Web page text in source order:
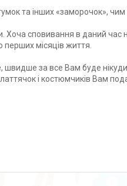
та інших «заморочок»,
Хоча сповивання в даний час
місяців життя.
за все Вам буде нікуди
і костюмчиків Вам